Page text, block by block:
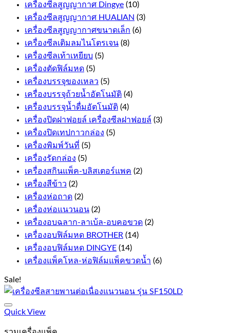
เครื่องซีลสูญญากาศ Dingye (10)
เครื่องซีลสูญญากาศ HUALIAN (3)
เครื่องซีลสูญญากาศขนาดเล็ก (6)
เครื่องซีลเติมลมไนโตรเจน (8)
เครื่องซีลเท้าเหยียบ (5)
เครื่องตัดฟิล์มหด (5)
เครื่องบรรจุของเหลว (5)
เครื่องบรรจุถ้วยน้ำอัตโนมัติ (4)
เครื่องบรรจุน้ำดื่มอัตโนมัติ (4)
เครื่องปิดฝาฟอยล์ เครื่องซีลฝาฟอยล์ (3)
เครื่องปิดเทปกาวกล่อง (5)
เครื่องพิมพ์วันที่ (5)
เครื่องรัดกล่อง (5)
เครื่องสกินแพ็ค-บลิสเตอร์แพค (2)
เครื่องสีข้าว (2)
เครื่องห่อถาด (2)
เครื่องห่อแนวนอน (2)
เครื่องอบฉลาก-ลาเบ้ล-อบคอขวด (2)
เครื่องอบฟิล์มหด BROTHER (14)
เครื่องอบฟิล์มหด DINGYE (14)
เครื่องแพ็คโหล-ห่อฟิล์มแพ็คขวดน้ำ (6)
Sale!
Quick View